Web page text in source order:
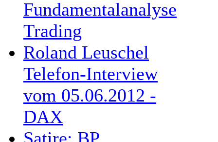
Fundamentalanalyse
Trading
Roland Leuschel
Telefon-Interview
vom 05.06.2012 -
DAX